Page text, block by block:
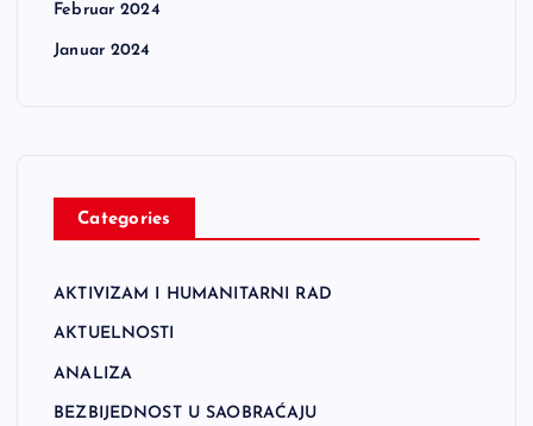
Februar 2024
Januar 2024
Categories
AKTIVIZAM I HUMANITARNI RAD
AKTUELNOSTI
ANALIZA
BEZBIJEDNOST U SAOBRAĆAJU